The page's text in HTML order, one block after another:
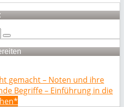
gemacht – Noten und ihre
Begriffe – Einführung in die